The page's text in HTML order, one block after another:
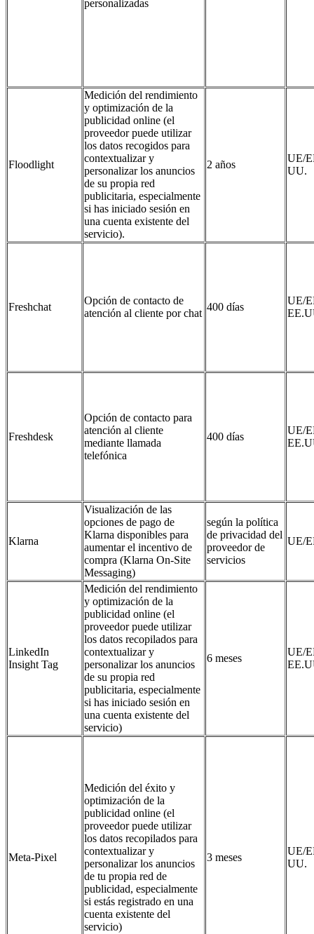
personalizadas
Floodlight
Medición del rendimiento
y optimización de la
publicidad online (el
proveedor puede utilizar
los datos recogidos para
contextualizar y
personalizar los anuncios
de su propia red
publicitaria, especialmente
si has iniciado sesión en
una cuenta existente del
servicio).
2 años
UE/
UU.
Freshchat
Opción de contacto de
atención al cliente por chat
400 días
UE/
Freshdesk
Opción de contacto para
atención al cliente
mediante llamada
telefónica
400 días
UE/
Klarna
Visualización de las
opciones de pago de
Klarna disponibles para
aumentar el incentivo de
compra (Klarna On‑Site
Messaging)
según la política
de privacidad del
proveedor de
servicios
UE/
LinkedIn
Insight Tag
Medición del rendimiento
y optimización de la
publicidad online (el
proveedor puede utilizar
los datos recopilados para
contextualizar y
personalizar los anuncios
de su propia red
publicitaria, especialmente
si has iniciado sesión en
una cuenta existente del
servicio)
6 meses
UE/
Meta-Pixel
Medición del éxito y
optimización de la
publicidad online (el
proveedor puede utilizar
los datos recopilados para
contextualizar y
personalizar los anuncios
de tu propia red de
publicidad, especialmente
si estás registrado en una
cuenta existente del
servicio)
3 meses
UE/
UU.